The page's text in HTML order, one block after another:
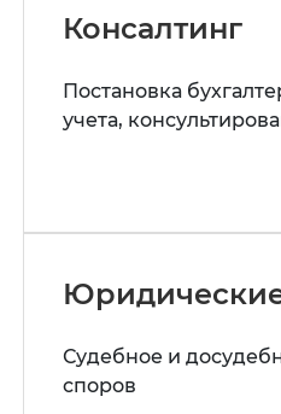
Консалтинг
Постановка
учета,
Судебное и
споров